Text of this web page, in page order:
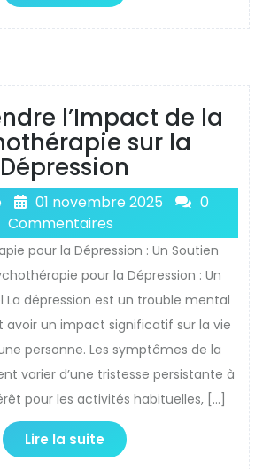
l’Impact de la
sur la
Dépression
01 novembre 2025
0
Commentaires
pour la Dépression : Un Soutien
pour la Dépression : Un
La dépression est un trouble mental
avoir un impact significatif sur la vie
personne. Les symptômes de la
varier d’une tristesse persistante à
pour les activités habituelles, […]
Lire la suite